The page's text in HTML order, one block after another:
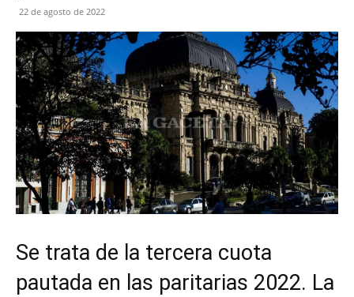
22 de agosto de 2022
Se trata de la tercera cuota
pautada en las paritarias 2022. La